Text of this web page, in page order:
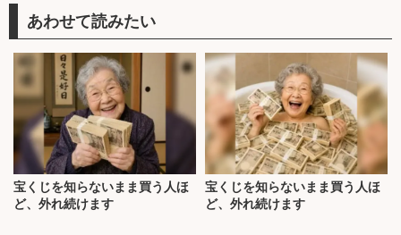
宝くじを知らないまま買う人ほ
ど、外れ続けます
宝くじを知らないまま買う人ほ
ど、外れ続けます